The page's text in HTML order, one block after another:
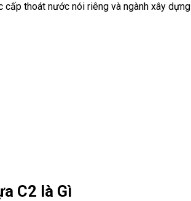
thoát nước nói riêng và ngành xây
C2 là Gì